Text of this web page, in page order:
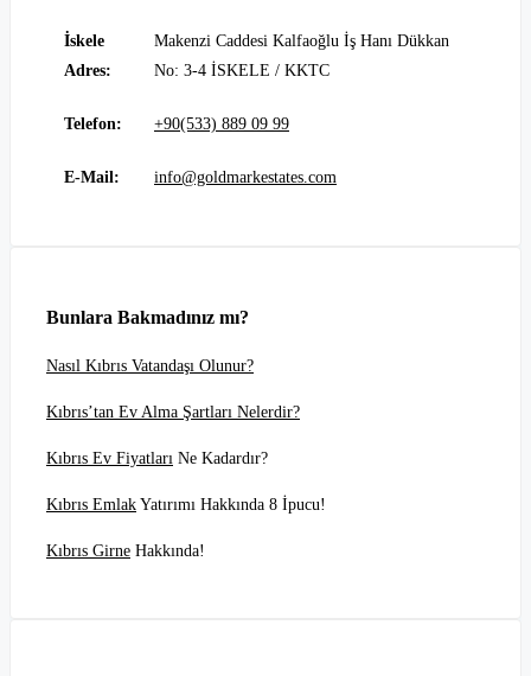
İskele
Adres:
Makenzi Caddesi Kalfaoğlu İş Hanı Dükkan
No: 3-4 İSKELE / KKTC
Telefon: +90(533) 889 09 99
E-Mail: info@goldmarkestates.com
Bunlara Bakmadınız mı?
Nasıl Kıbrıs Vatandaşı Olunur?
Kıbrıs’tan Ev Alma Şartları Nelerdir?
Kıbrıs Ev Fiyatları Ne Kadardır?
Kıbrıs Emlak Yatırımı Hakkında 8 İpucu!
Kıbrıs Girne Hakkında!